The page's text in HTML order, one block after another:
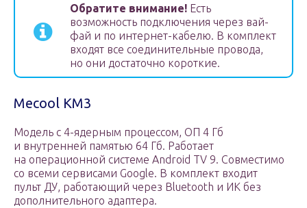
Обратите внимание! Есть
возможность подключения через вай-
фай и по интернет-кабелю. В комплект
входят все соединительные провода,
но они достаточно короткие.
Mecool KM3
Модель с 4-ядерным процессом, ОП 4 Гб
и внутренней памятью 64 Гб. Работает
на операционной системе Android TV 9. Совместимо
со всеми сервисами Google. В комплект входит
пульт ДУ, работающий через Bluetooth и ИК без
дополнительного адаптера.